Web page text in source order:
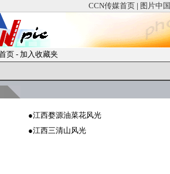
CCN传媒首页 | 图片中国
页 - 加入收藏夹
●江西婺源油菜花风光
●江西三清山风光